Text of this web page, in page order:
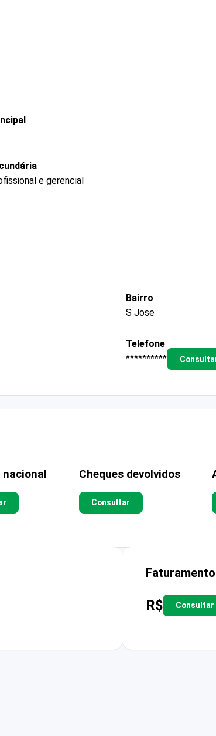
e gerencial
Bairro
S Jose
Telefone
**********
Cheques devolvidos
Consultar
R$ Consultar